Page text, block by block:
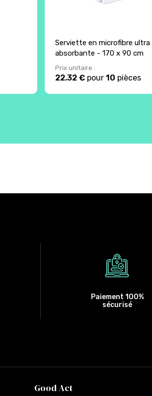
Serviette en microfibre ultra
absorbante - 170 x 90 cm
Prix unitaire :
22.32 €pour 10 pièces
Paiement 100%
sécurisé
Good Act